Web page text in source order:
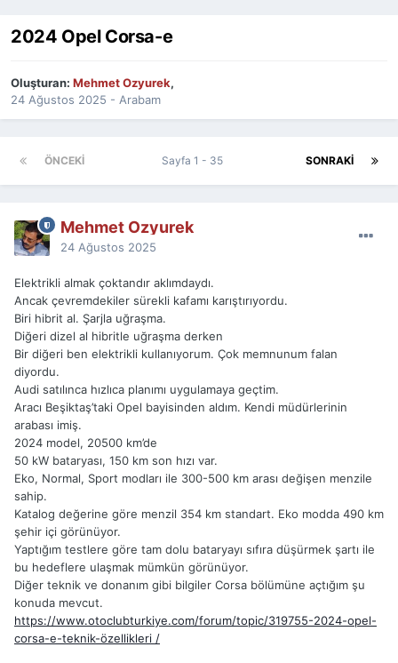
2024 Opel Corsa-e
Oluşturan: Mehmet Ozyurek,
24 Ağustos 2025 - Arabam
ÖNCEKI SONRAKI
Sayfa 1 - 35
Mehmet Ozyurek
24 Ağustos 2025
Elektrikli almak çoktandır aklımdaydı.
Ancak çevremdekiler sürekli kafamı karıştırıyordu.
Biri hibrit al. Şarjla uğraşma.
Diğeri dizel al hibritle uğraşma derken
Bir diğeri ben elektrikli kullanıyorum. Çok memnunum falan
diyordu.
Audi satılınca hızlıca planımı uygulamaya geçtim.
Aracı Beşiktaş’taki Opel bayisinden aldım. Kendi müdürlerinin
arabası imiş.
2024 model, 20500 km’de
50 kW bataryası, 150 km son hızı var.
Eko, Normal, Sport modları ile 300-500 km arası değişen menzile
sahip.
Katalog değerine göre menzil 354 km standart. Eko modda 490 km
şehir içi görünüyor.
Yaptığım testlere göre tam dolu bataryayı sıfıra düşürmek şartı ile
bu hedeflere ulaşmak mümkün görünüyor.
Diğer teknik ve donanım gibi bilgiler Corsa bölümüne açtığım şu
konuda mevcut.
https://www.otoclubturkiye.com/forum/topic/319755-2024-opel-
corsa-e-teknik-özellikleri /